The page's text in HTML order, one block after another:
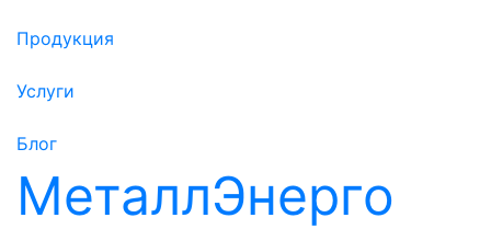
Продукция
Услуги
Блог
МеталлЭнерго